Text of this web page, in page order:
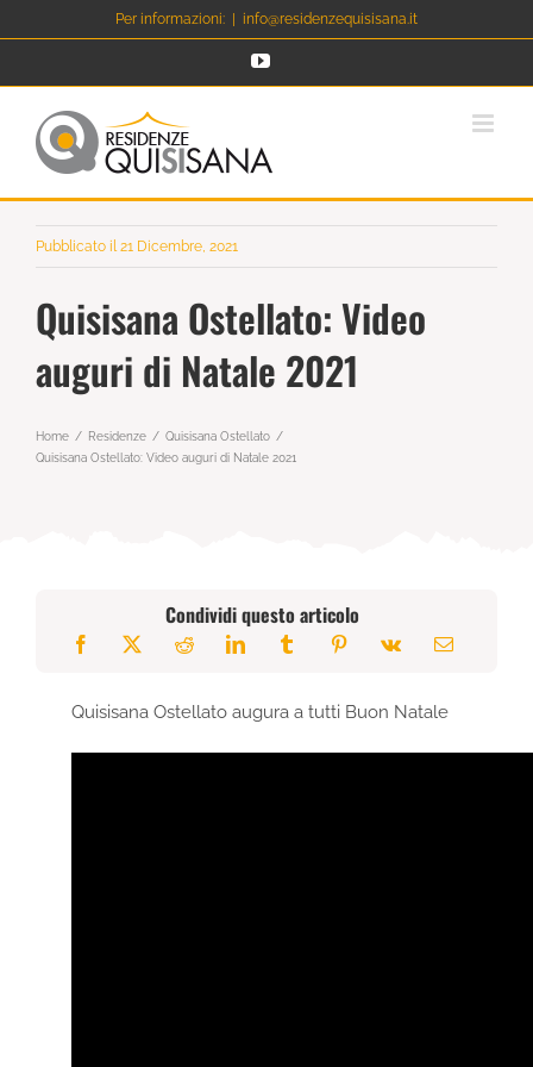
al
Per informazioni: info@residenzequisisana.it
YouTube
Pubblicato il 21 Dicembre, 2021
Quisisana Ostellato: Video
auguri di Natale 2021
Home Residenze
Quisisana Ostellato
Quisisana Ostellato: Video auguri di Natale 2021
Condividi questo articolo
Quisisana Ostellato augura a tutti Buon Natale